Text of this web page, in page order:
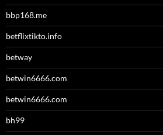
bbp168.me
betflixtikto.info
betway
betwin6666.com
betwin6666.com
bh99